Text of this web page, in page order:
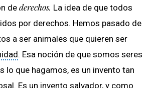
de derechos. La idea de que todos
por derechos. Hemos pasado de
a ser animales que quieren ser
. Esa noción de que somos seres
lo que hagamos, es un invento tan
Es un invento salvador, y como